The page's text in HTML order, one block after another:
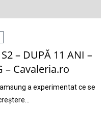
– DUPĂ 11 ANI –
– Cavaleria.ro
a experimentat ce se